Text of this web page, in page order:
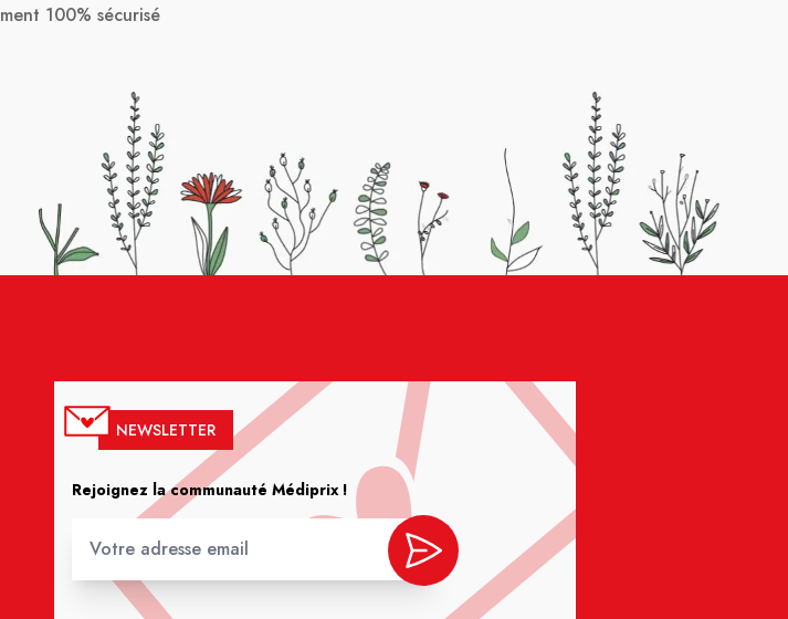
100% sécurisé
NEWSLETTER
Rejoignez la communauté Médiprix !